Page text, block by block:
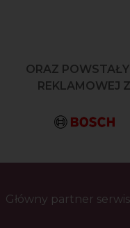
ORAZ
REKLAMOWEJ
Główny partner